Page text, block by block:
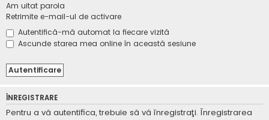
Am uitat parola
Retrimite e-mail-ul de activare
Autentifică-mă automat la fiecare vizită
Ascunde starea mea online în această sesiune
ÎNREGISTRARE
Pentru a vă autentifica, trebuie să vă înregistraţi. Înregistrarea